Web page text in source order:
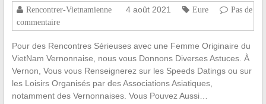
Rencontrer-Vietnamienne 4 août 2021 Eure
Pas de
commentaire
Pour des Rencontres Sérieuses avec une Femme Originaire du
VietNam Vernonnaise, nous vous Donnons Diverses Astuces. À
Vernon, Vous vous Renseignerez sur les Speeds Datings ou sur
les Loisirs Organisés par des Associations Asiatiques,
notamment des Vernonnaises. Vous Pouvez Aussi…